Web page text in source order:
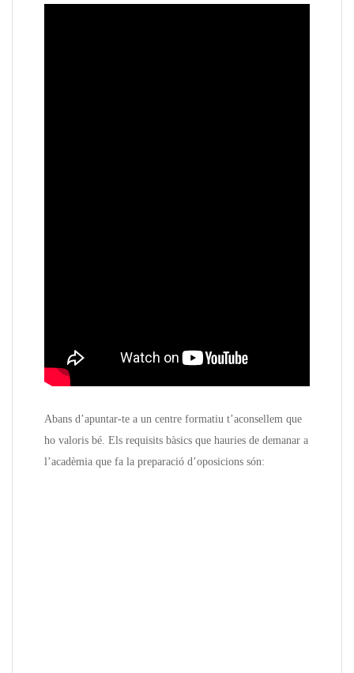
Abans d’apuntar-te a un centre formatiu t’aconsellem que
ho valoris bé. Els requisits bàsics que hauries de demanar a
l’acadèmia que fa la preparació d’oposicions són: